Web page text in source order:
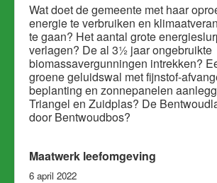
Wat doet de gemeente met haar
energie te verbruiken en
te gaan? Het aantal grote
verlagen? De al 3½ jaar ongebruikte
biomassavergunningen intrekken?
groene geluidswal met fijnstof-
beplanting en zonnepanelen
Triangel en Zuidplas? De
door Bentwoudbos?
Maatwerk leefomgeving
6 april 2022